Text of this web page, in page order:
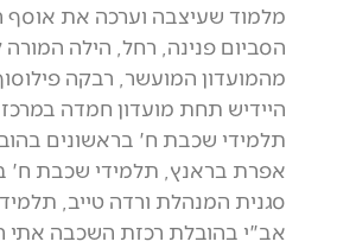
מלמוד שעיצבה וערכה את אוסף
הסביום פנינה, רחל, הילה המורה
מהמועדון המועשר, רבקה
היידיש תחת מועדון חמדה במרכז
תלמידי שכבת ח' בראשונים
אפרת בראנץ, תלמידי שכבת ח'
סגנית המנהלת ורדה טייב,
אב"י בהובלת רכזת השכבה אתי